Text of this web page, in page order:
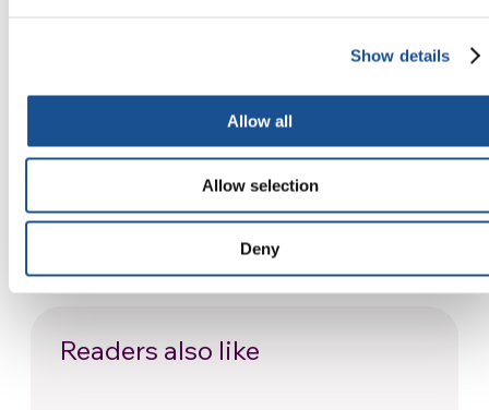
Show details
Allow all
Allow selection
Deny
Dal Sud America tre storie di
Festival Re-Imagine Peace, da
Firenze un inno alla pace
24 Luglio 2026
Readers also like